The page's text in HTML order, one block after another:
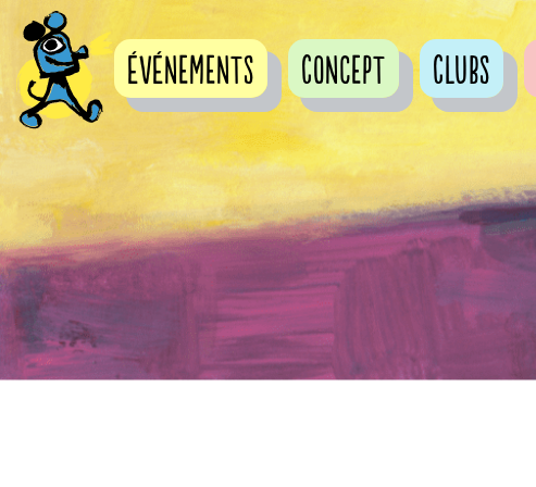
événements Concept Clubs